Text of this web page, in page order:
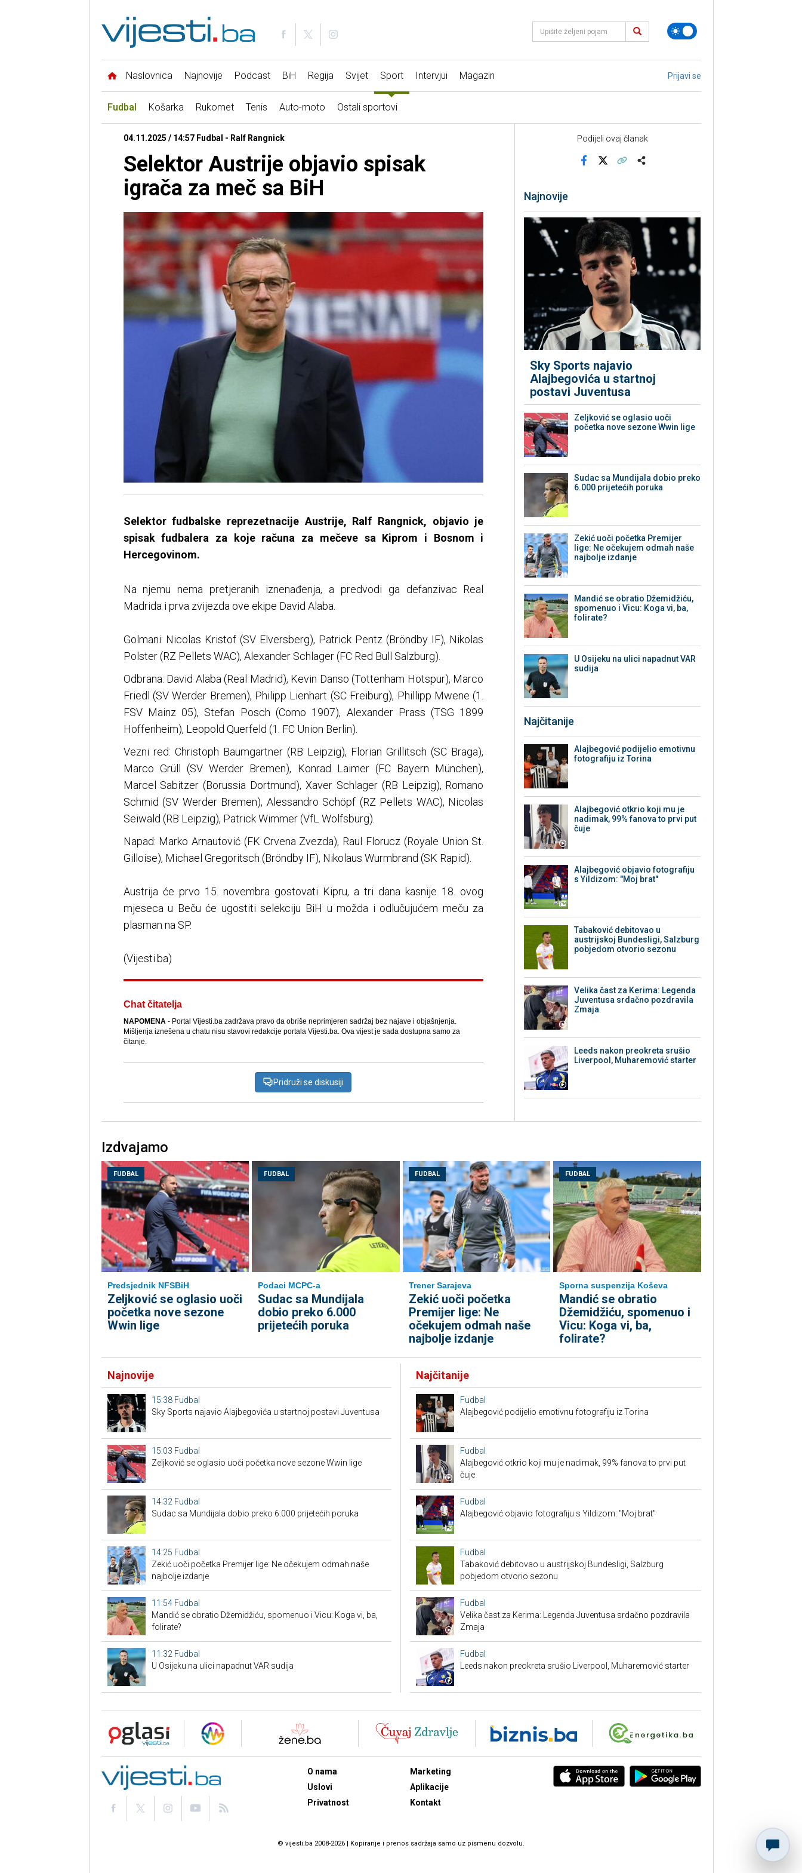
Naslovnica Najnovije Podcast BiH Regija Svijet Sport Intervjui Magazin Prijavi se
Fudbal Košarka Rukomet Tenis Auto-moto Ostali sportovi
04.11.2025 / 14:57 Fudbal - Ralf Rangnick
Selektor Austrije objavio spisak
igrača za meč sa BiH
Selektor fudbalske reprezetnacije Austrije, Ralf Rangnick, objavio je
spisak fudbalera za koje računa za mečeve sa Kiprom i Bosnom i
Hercegovinom.
Na njemu nema pretjeranih iznenađenja, a predvodi ga defanzivac Real
Madrida i prva zvijezda ove ekipe David Alaba.
Golmani: Nicolas Kristof (SV Elversberg), Patrick Pentz (Bröndby IF), Nikolas
Polster (RZ Pellets WAC), Alexander Schlager (FC Red Bull Salzburg).
Odbrana: David Alaba (Real Madrid), Kevin Danso (Tottenham Hotspur), Marco
Friedl (SV Werder Bremen), Philipp Lienhart (SC Freiburg), Phillipp Mwene (1.
FSV Mainz 05), Stefan Posch (Como 1907), Alexander Prass (TSG 1899
Hoffenheim), Leopold Querfeld (1. FC Union Berlin).
Vezni red: Christoph Baumgartner (RB Leipzig), Florian Grillitsch (SC Braga),
Marco Grüll (SV Werder Bremen), Konrad Laimer (FC Bayern München),
Marcel Sabitzer (Borussia Dortmund), Xaver Schlager (RB Leipzig), Romano
Schmid (SV Werder Bremen), Alessandro Schöpf (RZ Pellets WAC), Nicolas
Seiwald (RB Leipzig), Patrick Wimmer (VfL Wolfsburg).
Napad: Marko Arnautović (FK Crvena Zvezda), Raul Florucz (Royale Union St.
Gilloise), Michael Gregoritsch (Bröndby IF), Nikolaus Wurmbrand (SK Rapid).
Austrija će prvo 15. novembra gostovati Kipru, a tri dana kasnije 18. ovog
mjeseca u Beču će ugostiti selekciju BiH u možda i odlučujućem meču za
plasman na SP.
(Vijesti.ba)
Chat čitatelja
NAPOMENA- Portal Vijesti.ba zadržava pravo da obriše neprimjeren sadržaj bez najave i objašnjenja.
Mišljenja iznešena u chatu nisu stavovi redakcije portala Vijesti.ba. Ova vijest je sada dostupna samo za
čitanje.
Pridruži se diskusiji
Podijeli ovaj članak
Najnovije
Sky Sports najavio
Alajbegovića u startnoj
postavi Juventusa
Zeljković se oglasio uoči
početka nove sezone Wwin lige
Sudac sa Mundijala dobio preko
6.000 prijetećih poruka
Zekić uoči početka Premijer
lige: Ne očekujem odmah naše
najbolje izdanje
Mandić se obratio Džemidžiću,
spomenuo i Vicu: Koga vi, ba,
folirate?
U Osijeku na ulici napadnut VAR
sudija
Najčitanije
Alajbegović podijelio emotivnu
fotografiju iz Torina
Alajbegović otkrio koji mu je
nadimak, 99% fanova to prvi put
čuje
Alajbegović objavio fotografiju
s Yildizom: "Moj brat"
Tabaković debitovao u
austrijskoj Bundesligi, Salzburg
pobjedom otvorio sezonu
Velika čast za Kerima: Legenda
Juventusa srdačno pozdravila
Zmaja
Leeds nakon preokreta srušio
Liverpool, Muharemović starter
Izdvajamo
FUDBAL
Predsjednik NFSBiH
Zeljković se oglasio uoči
početka nove sezone
Wwin lige
FUDBAL
Podaci MCPC-a
Sudac sa Mundijala
dobio preko 6.000
prijetećih poruka
FUDBAL
Trener Sarajeva
Zekić uoči početka
Premijer lige: Ne
očekujem odmah naše
najbolje izdanje
FUDBAL
Sporna suspenzija Koševa
Mandić se obratio
Džemidžiću, spomenuo i
Vicu: Koga vi, ba,
folirate?
Najnovije
15:38 Fudbal
Sky Sports najavio Alajbegovića u startnoj postavi Juventusa
15:03 Fudbal
Zeljković se oglasio uoči početka nove sezone Wwin lige
14:32 Fudbal
Sudac sa Mundijala dobio preko 6.000 prijetećih poruka
14:25 Fudbal
Zekić uoči početka Premijer lige: Ne očekujem odmah naše
najbolje izdanje
11:54 Fudbal
Mandić se obratio Džemidžiću, spomenuo i Vicu: Koga vi, ba,
folirate?
11:32 Fudbal
U Osijeku na ulici napadnut VAR sudija
Najčitanije
Fudbal
Alajbegović podijelio emotivnu fotografiju iz Torina
Fudbal
Alajbegović otkrio koji mu je nadimak, 99% fanova to prvi put
čuje
Fudbal
Alajbegović objavio fotografiju s Yildizom: "Moj brat"
Fudbal
Tabaković debitovao u austrijskoj Bundesligi, Salzburg
pobjedom otvorio sezonu
Fudbal
Velika čast za Kerima: Legenda Juventusa srdačno pozdravila
Zmaja
Fudbal
Leeds nakon preokreta srušio Liverpool, Muharemović starter
O nama
Uslovi
Privatnost
Marketing
Aplikacije
Kontakt
© vijesti.ba 2008-2026 | Kopiranje i prenos sadržaja samo uz pismenu dozvolu.